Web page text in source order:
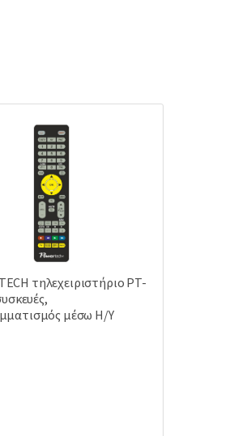
τηλεχειριστήριο PT-
μέσω Η/Υ